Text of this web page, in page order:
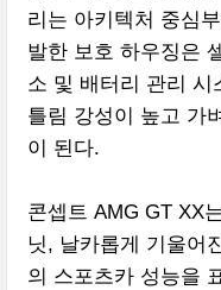
리는 아키텍처 중심
발한 보호 하우징은
소 및 배터리 관리 시
틀림 강성이 높고 가
이 된다.
콘셉트 AMG GT XX
닛, 날카롭게 기울어
의 스포츠카 성능을